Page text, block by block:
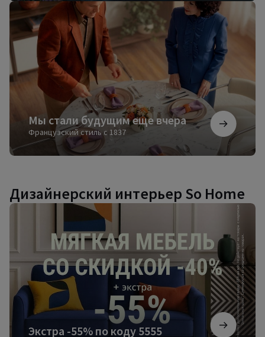
Мы стали будущим еще вчера
Французский стиль с 1837
Мы
стали
будущим
еще
вчера
Дизайнерский интерьер So Home
Экстра -55% по коду 5555
Экстра
5555